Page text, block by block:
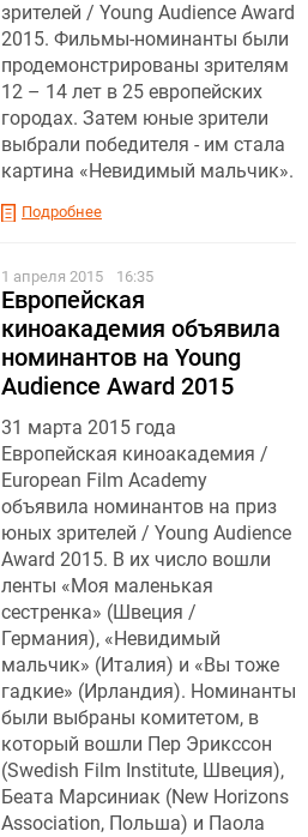
зрителей / Young Audience Award
2015. Фильмы-номинанты были
продемонстрированы зрителям
12 – 14 лет в 25 европейских
городах. Затем юные зрители
выбрали победителя - им стала
картина «Невидимый мальчик».
Подробнее
1 апреля 2015 16:35
Европейская
киноакадемия объявила
номинантов на Young
Audience Award 2015
31 марта 2015 года
Европейская киноакадемия /
European Film Academy
объявила номинантов на приз
юных зрителей / Young Audience
Award 2015. В их число вошли
ленты «Моя маленькая
сестренка» (Швеция /
Германия), «Невидимый
мальчик» (Италия) и «Вы тоже
гадкие» (Ирландия). Номинанты
были выбраны комитетом, в
который вошли Пер Эрикссон
(Swedish Film Institute, Швеция),
Беата Марсиниак (New Horizons
Association, Польша) и Паола